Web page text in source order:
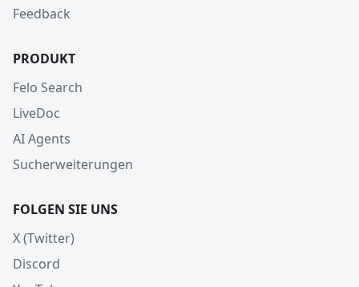
Feedback
PRODUKT
Felo Search
LiveDoc
AI Agents
Sucherweiterungen
FOLGEN SIE UNS
X (Twitter)
Discord